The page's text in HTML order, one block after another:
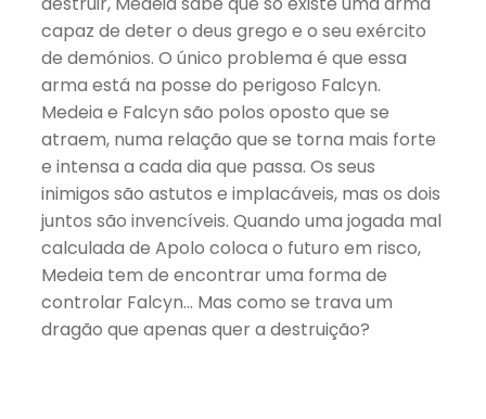
capaz de deter o deus grego e o seu exército
de demónios. O único problema é que essa
arma está na posse do perigoso Falcyn.
Medeia e Falcyn são polos oposto que se
atraem, numa relação que se torna mais forte
e intensa a cada dia que passa. Os seus
inimigos são astutos e implacáveis, mas os dois
juntos são invencíveis. Quando uma jogada mal
calculada de Apolo coloca o futuro em risco,
Medeia tem de encontrar uma forma de
controlar Falcyn… Mas como se trava um
dragão que apenas quer a destruição?